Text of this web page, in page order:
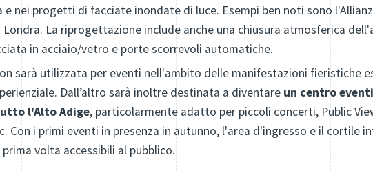
nei progetti di facciate inondate di luce. Esempi ben noti sono
La riprogettazione include anche una chiusura atmosferica
in acciaio/vetro e porte scorrevoli automatiche.
sarà utilizzata per eventi nell'ambito delle manifestazioni fieristiche
Dall’altro sarà inoltre destinata a diventare un centro
l'Alto Adige, particolarmente adatto per piccoli concerti, Public
Con i primi eventi in presenza in autunno, l'area d'ingresso e il cortile
volta accessibili al pubblico.